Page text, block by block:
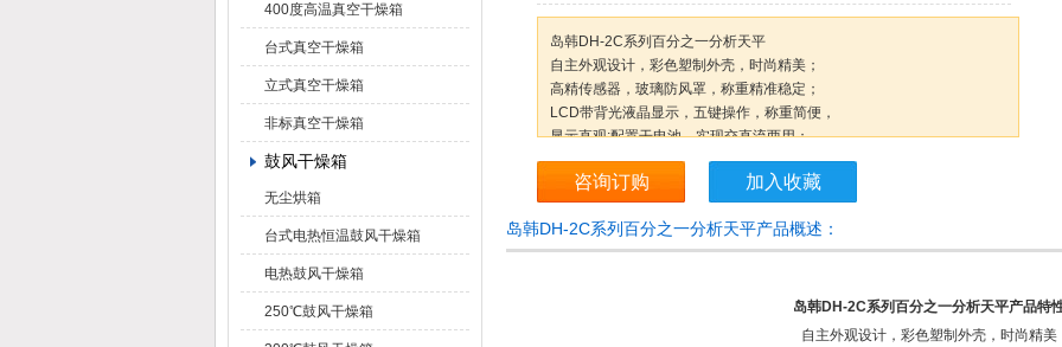
400度高温真空干燥箱
台式真空干燥箱
立式真空干燥箱
非标真空干燥箱
鼓风干燥箱
无尘烘箱
台式电热恒温鼓风干燥箱
电热鼓风干燥箱
250℃鼓风干燥箱
岛韩DH-2C系列百分之一分析天平
自主外观设计，彩色塑制外壳，时尚精美；
高精传感器，玻璃防风罩，称重精准稳定；
LCD带背光液晶显示，五键操作，称重简便，
显示直观;配置干电池，实现交直流两用；
前置水平指示器，调整水平更简便；具有
称重、去皮、计数、单位转换等功能。
咨询订购 加入收藏
岛韩DH-2C系列百分之一分析天平产品概述：
岛韩DH-2C系列百分之一分析天平产品特
自主外观设计，彩色塑制外壳，时尚精美